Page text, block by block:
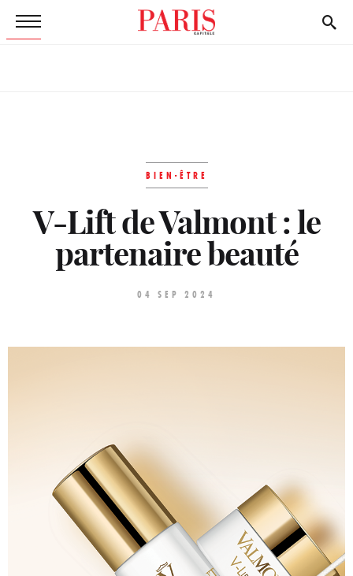
BIEN-ÊTRE
V-Lift de Valmont : le
partenaire beauté
04 SEP 2024